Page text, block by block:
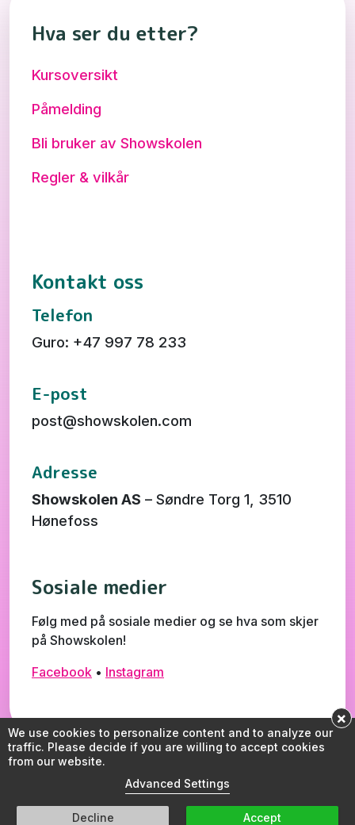
We use cookies to personalize content and to analyze our
traffic. Please decide if you are willing to accept cookies
from our website.
Advanced Settings
Decline Accept
×
Hva ser du etter?
Kursoversikt
Påmelding
Bli bruker av Showskolen
Regler & vilkår
Kontakt oss
Telefon
Guro: +47 997 78 233
E-post
post@showskolen.com
Adresse
Showskolen AS – Søndre Torg 1, 3510
Hønefoss
Sosiale medier
Følg med på sosiale medier og se hva som skjer
på Showskolen!
Facebook • Instagram
Informasjonskapsler
♥ Akari